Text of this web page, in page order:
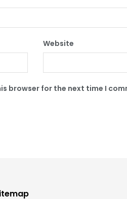
Website
browser for the next time I